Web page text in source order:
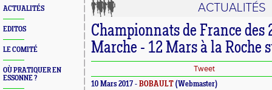
ACTUALITÉS
EDITOS
LE COMITÉ
OÙ PRATIQUER EN
ESSONNE ?
ACTUALITÉS
Championnats de France des
Marche - 12 Mars à la Roche
Tweet
10 Mars 2017 - BOBAULT (Webmaster)